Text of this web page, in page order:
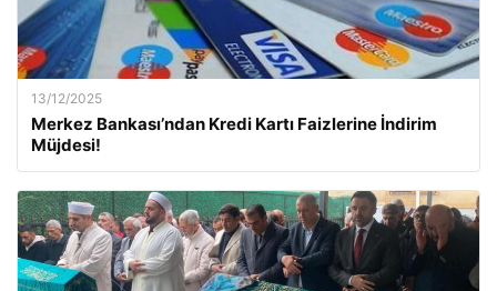
13/12/2025
Merkez Bankası’ndan Kredi Kartı Faizlerine İndirim
Müjdesi!